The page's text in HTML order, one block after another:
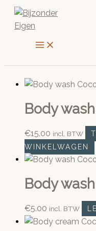
naar
Body
€15.00 incl. BTW
WINKELWAGEN
Body
€5.00 incl. BTW